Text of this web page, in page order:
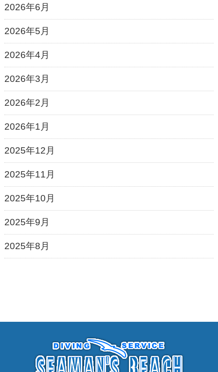
2026年6月
2026年5月
2026年4月
2026年3月
2026年2月
2026年1月
2025年12月
2025年11月
2025年10月
2025年9月
2025年8月